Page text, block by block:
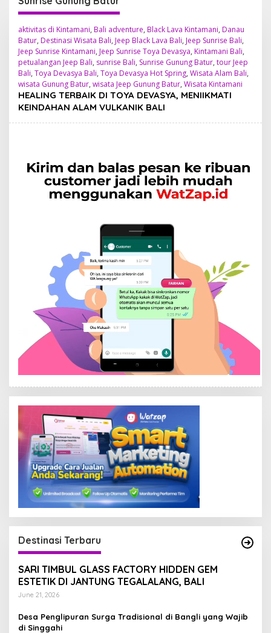
aktivitas di Kintamani, Bali adventure, Black Lava Kintamani, Danau
Batur, Destinasi Wisata Bali, Jeep Black Lava Bali, Jeep Sunrise Bali,
Jeep Sunrise Kintamani, Jeep Sunrise Toya Devasya, Kintamani Bali,
petualangan Jeep Bali, sunrise Bali, Sunrise Gunung Batur, tour Jeep
Bali, Toya Devasya Bali, Toya Devasya Hot Spring, Wisata Alam Bali,
wisata Gunung Batur, wisata Jeep Gunung Batur, Wisata Kintamani
HEALING TERBAIK DI TOYA DEVASYA, MENIIKMATI
KEINDAHAN ALAM VULKANIK BALI
Destinasi Terbaru
SARI TIMBUL GLASS FACTORY HIDDEN GEM
ESTETIK DI JANTUNG TEGALALANG, BALI
June 21, 2026
Desa Penglipuran Surga Tradisional di Bangli yang Wajib
di Singgahi